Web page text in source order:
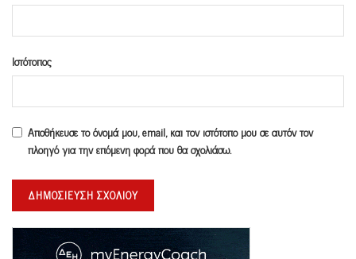
Ιστότοπος
Αποθήκευσε το όνομά μου, email, και τον ιστότοπο μου σε αυτόν τον
πλοηγό για την επόμενη φορά που θα σχολιάσω.